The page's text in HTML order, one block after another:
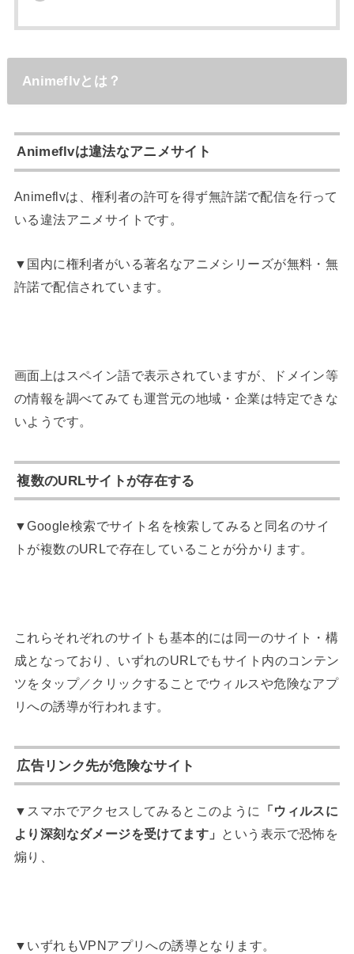
Animeflvとは？
Animeflvは違法なアニメサイト
Animeflvは、権利者の許可を得ず無許諾で配信を行って
いる違法アニメサイトです。
▼国内に権利者がいる著名なアニメシリーズが無料・無
許諾で配信されています。
画面上はスペイン語で表示されていますが、ドメイン等
の情報を調べてみても運営元の地域・企業は特定できな
いようです。
複数のURLサイトが存在する
▼Google検索でサイト名を検索してみると同名のサイ
トが複数のURLで存在していることが分かります。
これらそれぞれのサイトも基本的には同一のサイト・構
成となっており、いずれのURLでもサイト内のコンテン
ツをタップ／クリックすることでウィルスや危険なアプ
リへの誘導が行われます。
広告リンク先が危険なサイト
▼スマホでアクセスしてみるとこのように
「ウィルスに
より深刻なダメージを受けてます」
という表示で恐怖を
煽り、
▼いずれもVPNアプリへの誘導となります。